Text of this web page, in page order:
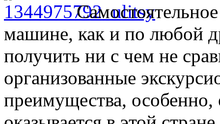
машине, как и по любой
получить ни с чем не
организованные
преимущества, особенно,